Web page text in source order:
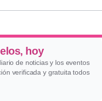
hoy
de noticias y los eventos
verificada y gratuita todos